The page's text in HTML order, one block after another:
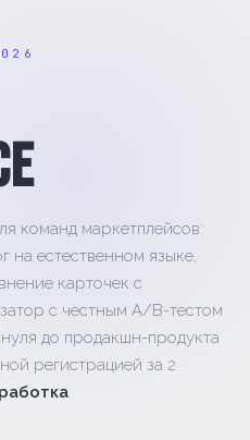
команд маркетплейсов:
на естественном языке,
карточек с
с честным A/B-тестом
до продакшн-продукта
регистрацией за 2
.